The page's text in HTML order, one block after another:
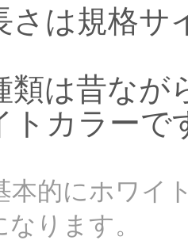
さは規格サ
類は昔なが
トカラーで
的にホワイ
ります。